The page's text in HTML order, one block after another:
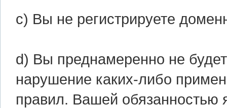
с) Вы не регистрируете
d) Вы преднамеренно не
нарушение каких-либо
правил. Вашей обязанностью